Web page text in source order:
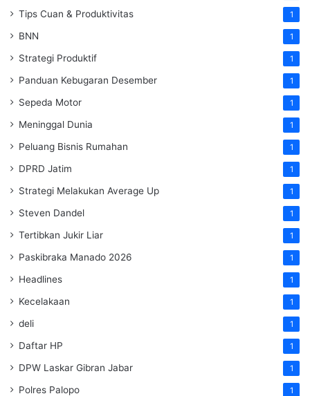
Tips Cuan & Produktivitas 1
BNN 1
Strategi Produktif 1
Panduan Kebugaran Desember 1
Sepeda Motor 1
Meninggal Dunia 1
Peluang Bisnis Rumahan 1
DPRD Jatim 1
Strategi Melakukan Average Up 1
Steven Dandel 1
Tertibkan Jukir Liar 1
Paskibraka Manado 2026 1
Headlines 1
Kecelakaan 1
deli 1
Daftar HP 1
DPW Laskar Gibran Jabar 1
Polres Palopo 1